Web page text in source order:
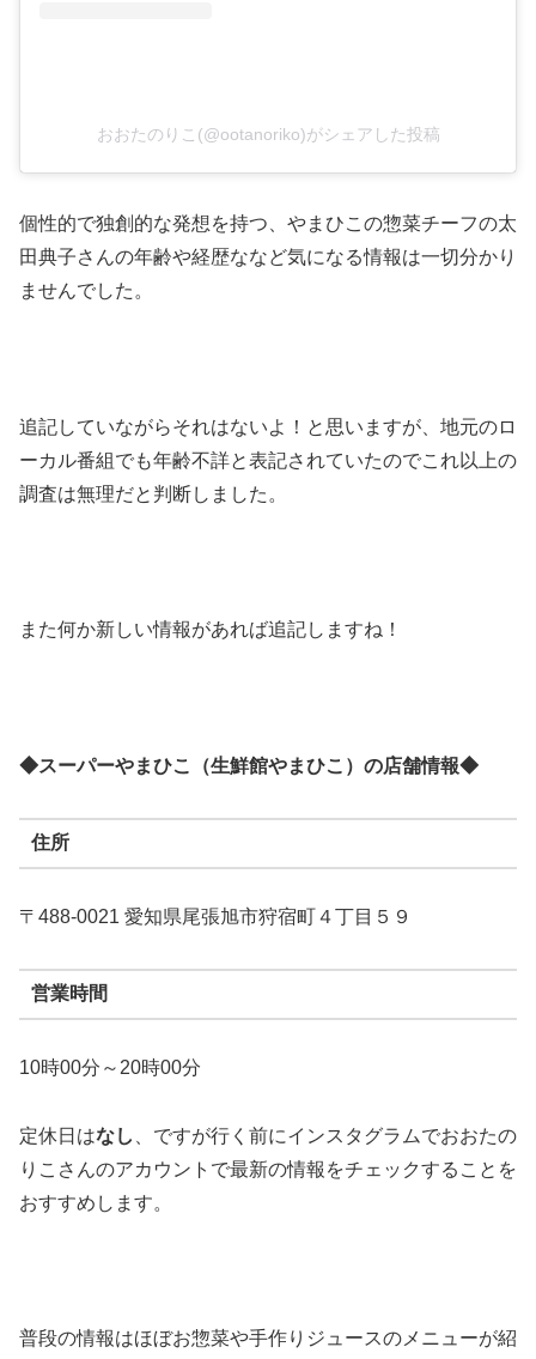
おおたのりこ(@ootanoriko)がシェアした投稿
個性的で独創的な発想を持つ、やまひこの惣菜チーフの太
田典子さんの年齢や経歴ななど気になる情報は一切分かり
ませんでした。
追記していながらそれはないよ！と思いますが、地元のロ
ーカル番組でも年齢不詳と表記されていたのでこれ以上の
調査は無理だと判断しました。
また何か新しい情報があれば追記しますね！
◆スーパーやまひこ（生鮮館やまひこ）の店舗情報◆
住所
〒488-0021 愛知県尾張旭市狩宿町４丁目５９
営業時間
10時00分～20時00分
定休日はなし
、ですが行く前にインスタグラムでおおたの
りこさんのアカウントで最新の情報をチェックすることを
おすすめします。
普段の情報はほぼお惣菜や手作りジュースのメニューが紹